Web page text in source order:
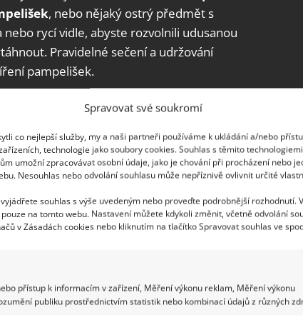
Spravovat své soukromí
co nejlepší služby, my a naši partneři používáme k ukládání a/nebo
technologie jako soubory cookies. Souhlas s těmito
umožní zpracovávat osobní údaje, jako je chování při procházení nebo
Nesouhlas nebo odvolání souhlasu může nepříznivě ovlivnit určité
souhlas s výše uvedeným nebo proveďte podrobnější rozhodnutí.
na tomto webu. Nastavení můžete kdykoli změnit, včetně odvolání
v Zásadách cookies nebo kliknutím na tlačítko Spravovat souhlas ve
přístup k informacím v zařízení, Měření výkonu reklam, Měření výkonu
publiku prostřednictvím statistik nebo kombinací údajů z různých
, nebo nějaký ostrý předmět s
rycí vidle, abyste rozvolnili udusanou
Pravidelné sečení a udržování
pampelišek.
úporný a jeho mechanické
Navíc si jeho semena udržují v půdě
vysemenit a pokusit seodstranit celý
většinou se po čase rostlina znovu objeví.
použití herbicidu. Pokud nechcete používat
pcháč odstřihněte na úrovni půdy, aby